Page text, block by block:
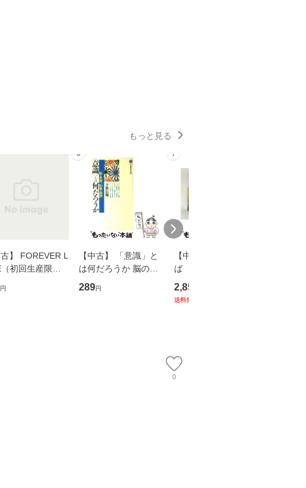
もっと見る
古】 FOREVER L
初回生産限定
/ 清水翔太×加藤
【メール
円
6
【中古】 「意識」と
は何だろうか 脳の来
歴、知覚の錯誤 （講
談社現代新書） / 下条
289円
7
【中古】 耳をすませ
ば 〈2枚組〉 [DVD] /
ブエナ・ビスタ・ホー
ム・エンターテイメン
2,852
送料無料
0